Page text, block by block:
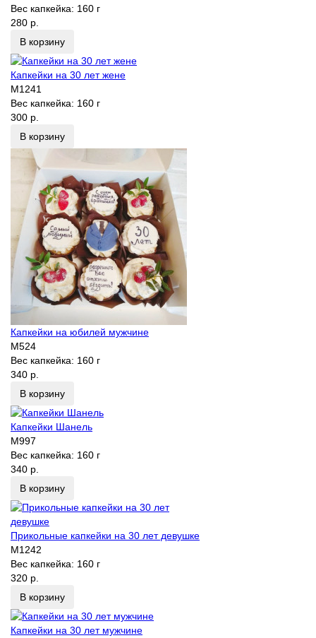
Вес капкейка: 160 г
280 р.
В корзину
Капкейки на 30 лет жене
M1241
Вес капкейка: 160 г
300 р.
В корзину
Капкейки на юбилей мужчине
M524
Вес капкейка: 160 г
340 р.
В корзину
Капкейки Шанель
M997
Вес капкейка: 160 г
340 р.
В корзину
Прикольные капкейки на 30 лет девушке
M1242
Вес капкейка: 160 г
320 р.
В корзину
Капкейки на 30 лет мужчине